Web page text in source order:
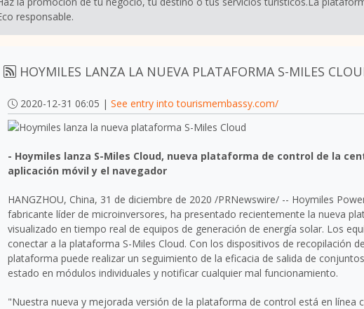
responsable.
HOYMILES LANZA LA NUEVA PLATAFORMA S-MILES
2020-12-31 06:05 | See entry into tourismembassy.com/
- Hoymiles lanza S-Miles Cloud, nueva plataforma de control de la
aplicación móvil y el navegador
HANGZHOU, China, 31 de diciembre de 2020 /PRNewswire/ -- Hoymiles
fabricante líder de microinversores, ha presentado recientemente la nueva
visualizado en tiempo real de equipos de generación de energía solar. Los
conectar a la plataforma S-Miles Cloud. Con los dispositivos de recopilación
plataforma puede realizar un seguimiento de la eficacia de salida de
estado en módulos individuales y notificar cualquier mal funcionamiento.
"Nuestra nueva y mejorada versión de la plataforma de control está en línea